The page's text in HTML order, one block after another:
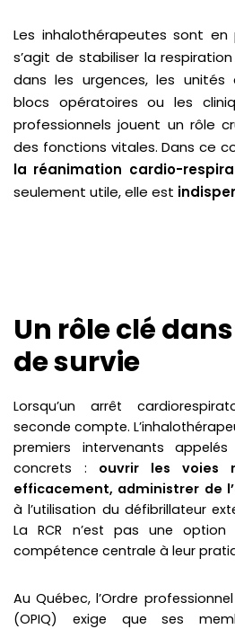
Les inhalothérapeutes sont en
s’agit de stabiliser la
dans les urgences, les unités
blocs opératoires ou les
professionnels jouent un rôle
des fonctions vitales. Dans ce
la réanimation cardio-
seulement utile, elle est
Un rôle clé
de survie
Lorsqu’un arrêt
seconde compte.
premiers intervenants
concrets : ouvrir les voies
efficacement, administrer de
à l’utilisation du défibrillateur
La RCR n’est pas une option
compétence centrale à leur
Au Québec, l’Ordre
(OPIQ) exige que ses